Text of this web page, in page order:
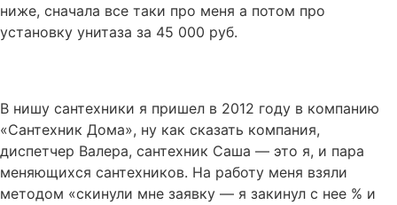
ниже, сначала все таки про меня а потом про
установку унитаза за 45 000 руб.
В нишу сантехники я пришел в 2012 году в компанию
«Сантехник Дома», ну как сказать компания,
диспетчер Валера, сантехник Саша — это я, и пара
меняющихся сантехников. На работу меня взяли
методом «скинули мне заявку — я закинул с нее % и